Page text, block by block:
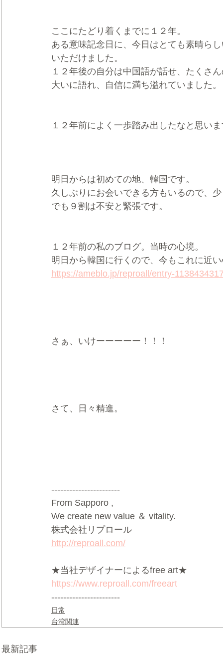
ここにたどり着くまでに１２年。
ある意味記念日に、今日はとても素晴ら
いただけました。
１２年後の自分は中国語が話せ、たくさ
大いに語れ、自信に満ち溢れていました。
１２年前によく一歩踏み出したなと思い
明日からは初めての地、韓国です。
久しぶりにお会いできる方もいるので、
でも９割は不安と緊張です。
１２年前の私のブログ。当時の心境。
明日から韓国に行くので、今もこれに近
https://ameblo.jp/reproall/entry-
さぁ、いけーーーーー！！！
さて、日々精進。
-----------------------
From Sapporo ,
We create new value ＆ vitality.
株式会社リプロール
http://reproall.com/
★当社デザイナーによるfree art★
https://www.reproall.com/freeart
-----------------------
日常
台湾関連
最新記事